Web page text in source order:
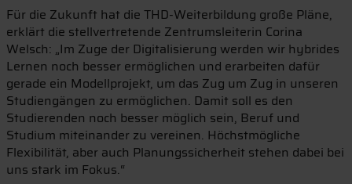
Für die Zukunft hat die THD-Weiterbildung große Pläne,
erklärt die stellvertretende Zentrumsleiterin Corina
Welsch: „Im Zuge der Digitalisierung werden wir hybrides
Lernen noch besser ermöglichen und erarbeiten dafür
gerade ein Modellprojekt, um das Zug um Zug in unseren
Studiengängen zu ermöglichen. Damit soll es den
Studierenden noch besser möglich sein, Beruf und
Studium miteinander zu vereinen. Höchstmögliche
Flexibilität, aber auch Planungssicherheit stehen dabei bei
uns stark im Fokus.“